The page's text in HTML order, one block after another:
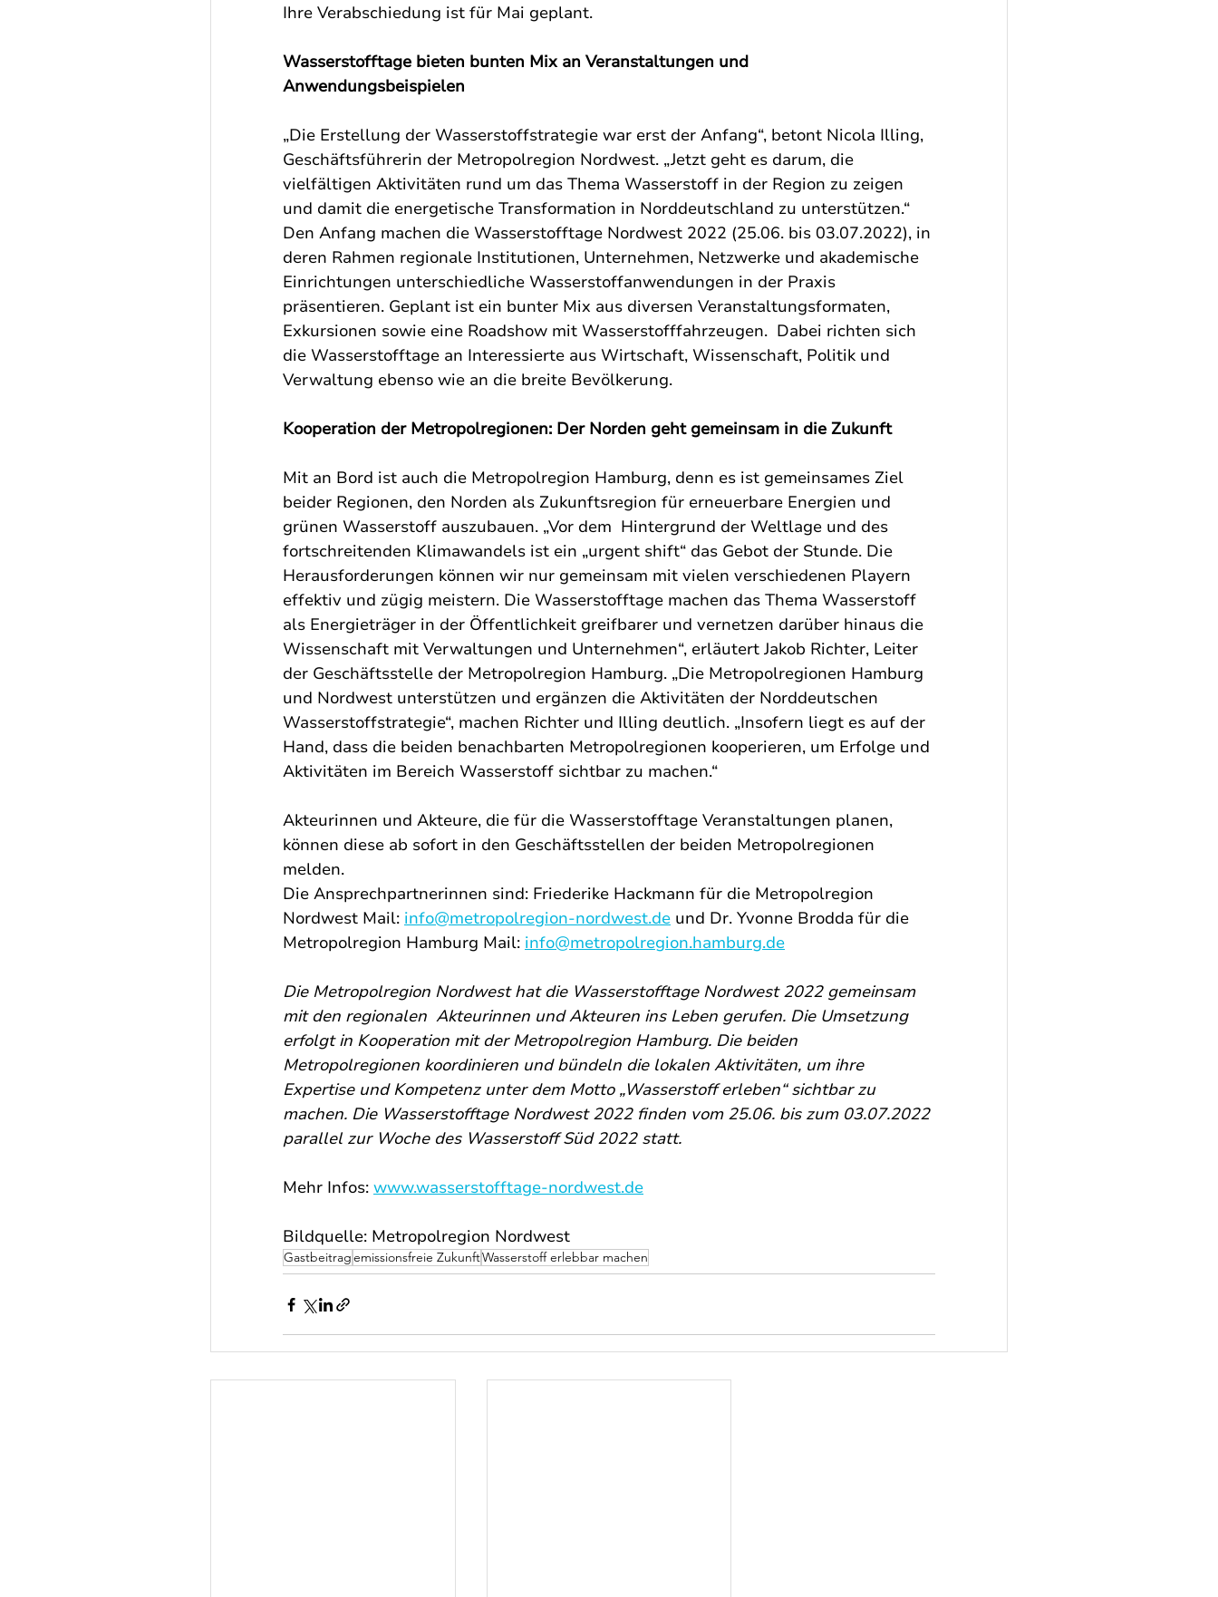
Ihre Verabschiedung ist für Mai geplant.
Wasserstofftage bieten bunten Mix an Veranstaltungen und
Anwendungsbeispielen
„Die Erstellung der Wasserstoffstrategie war erst der Anfang“, betont Nicola Illing,
Geschäftsführerin der Metropolregion Nordwest. „Jetzt geht es darum, die
vielfältigen Aktivitäten rund um das Thema Wasserstoff in der Region zu zeigen
und damit die energetische Transformation in Norddeutschland zu unterstützen.“
Den Anfang machen die Wasserstofftage Nordwest 2022 (25.06. bis 03.07.2022), in
deren Rahmen regionale Institutionen, Unternehmen, Netzwerke und akademische
Einrichtungen unterschiedliche Wasserstoffanwendungen in der Praxis
präsentieren. Geplant ist ein bunter Mix aus diversen Veranstaltungsformaten,
Exkursionen sowie eine Roadshow mit Wasserstofffahrzeugen.  Dabei richten sich
die Wasserstofftage an Interessierte aus Wirtschaft, Wissenschaft, Politik und
Verwaltung ebenso wie an die breite Bevölkerung.
Kooperation der Metropolregionen: Der Norden geht gemeinsam in die Zukunft
Mit an Bord ist auch die Metropolregion Hamburg, denn es ist gemeinsames Ziel
beider Regionen, den Norden als Zukunftsregion für erneuerbare Energien und
grünen Wasserstoff auszubauen. „Vor dem  Hintergrund der Weltlage und des
fortschreitenden Klimawandels ist ein „urgent shift“ das Gebot der Stunde. Die
Herausforderungen können wir nur gemeinsam mit vielen verschiedenen Playern
effektiv und zügig meistern. Die Wasserstofftage machen das Thema Wasserstoff
als Energieträger in der Öffentlichkeit greifbarer und vernetzen darüber hinaus die
Wissenschaft mit Verwaltungen und Unternehmen“, erläutert Jakob Richter, Leiter
der Geschäftsstelle der Metropolregion Hamburg. „Die Metropolregionen Hamburg
und Nordwest unterstützen und ergänzen die Aktivitäten der Norddeutschen
Wasserstoffstrategie“, machen Richter und Illing deutlich. „Insofern liegt es auf der
Hand, dass die beiden benachbarten Metropolregionen kooperieren, um Erfolge und
Aktivitäten im Bereich Wasserstoff sichtbar zu machen.“
Akteurinnen und Akteure, die für die Wasserstofftage Veranstaltungen planen,
können diese ab sofort in den Geschäftsstellen der beiden Metropolregionen
melden.
Die Ansprechpartnerinnen sind: Friederike Hackmann für die Metropolregion
Nordwest Mail: info@metropolregion-nordwest.de und Dr. Yvonne Brodda für die
Metropolregion Hamburg Mail: info@metropolregion.hamburg.de
Die Metropolregion Nordwest hat die Wasserstofftage Nordwest 2022 gemeinsam
mit den regionalen  Akteurinnen und Akteuren ins Leben gerufen. Die Umsetzung
erfolgt in Kooperation mit der Metropolregion Hamburg. Die beiden
Metropolregionen koordinieren und bündeln die lokalen Aktivitäten, um ihre
Expertise und Kompetenz unter dem Motto „Wasserstoff erleben“ sichtbar zu
machen. Die Wasserstofftage Nordwest 2022 finden vom 25.06. bis zum 03.07.2022
parallel zur Woche des Wasserstoff Süd 2022 statt.
Mehr Infos: www.wasserstofftage-nordwest.de
Bildquelle: Metropolregion Nordwest
Gastbeitragemissionsfreie ZukunftWasserstoff erlebbar machen